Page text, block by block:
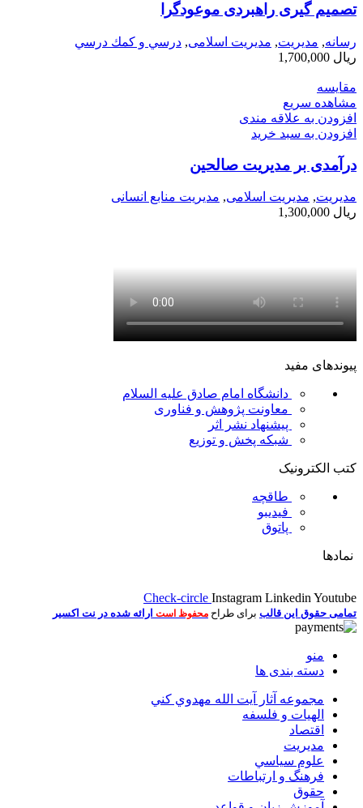
تصمیم گیری راهبردی موعودگرا
رسانه, مديريت, مدیریت اسلامی, درسي و كمك درسي
ریال
مقایسه
مشاهده سریع
افزودن به علاقه مندی
افزودن به سبد خرید
درآمدی بر مدیریت صالحین
مديريت, مدیریت اسلامی, مدیریت منابع انسانی
ریال
پیوندهای مفید
دانشگاه امام صادق علیه السلام
معاونت پژوهش و فناوری
پیشنهاد نشر اثر
شبکه پخش و توزیع
کتب الکترونیک
طاقچه
فیدیبو
پاتوق
نمادها
Check-circle Instagram Linkedin Youtube
تمامی حقوق این قالب برای طراح محفوظ است ارائه شده در نت اکسیر
منو
دسته بندی ها
مجموعه آثار آيت الله مهدوي كني
الهیات و فلسفه
اقتصاد
مديريت
علوم سياسي
فرهنگ و ارتباطات
حقوق